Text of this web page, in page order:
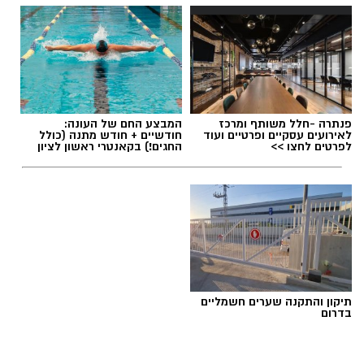
תגים:מכבי ראשון לציון אור קורלניוס
פנתרה -חלל משותף ומרכז
לאירועים עסקיים ופרטיים ועוד
לפרטים לחצו >>
המבצע החם של העונה:
חודשיים + חודש מתנה (כולל
החגים!) בקאנטרי ראשון לציון
תיקון והתקנה שערים חשמליים
בדרום